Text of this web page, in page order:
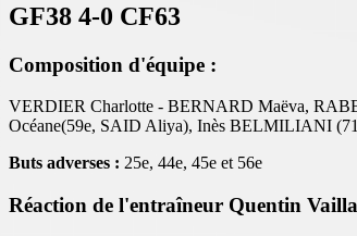
GF38 4-0 CF63
Composition d'équipe :
VERDIER Charlotte - BERNARD Maëva,
Océane(59e, SAID Aliya), Inès BELMILIANI
Buts adverses : 25e, 44e, 45e et 56e
Réaction de l'entraîneur Quentin